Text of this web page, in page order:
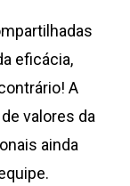
eficácia,
A
valores da
ainda